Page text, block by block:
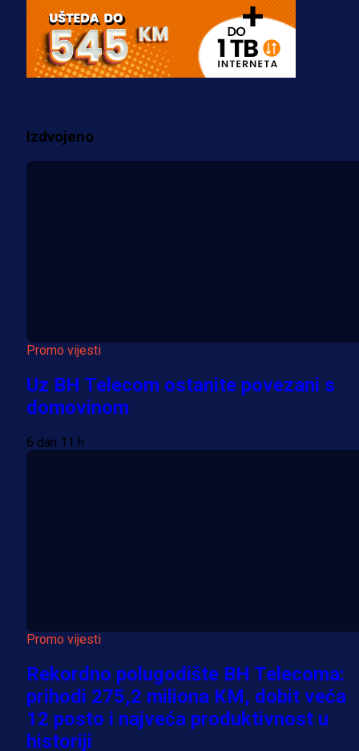
Zmajevi dobili veliko pojačanje:
Fudbaler Olympiacosa želi obući
dres BiH!
Više vijesti
Izdvojeno
Promo vijesti
Uz BH Telecom ostanite povezani s
domovinom
6 dan 11 h
Promo vijesti
Rekordno polugodište BH Telecoma:
prihodi 275,2 miliona KM, dobit veća
12 posto i najveća produktivnost u
historiji